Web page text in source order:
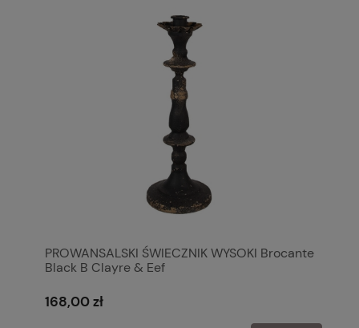
PROWANSALSKI ŚWIECZNIK WYSOKI Brocante
Black B Clayre & Eef
168,00 zł